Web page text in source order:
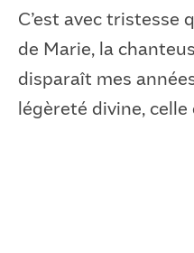
C’est avec tristesse
de Marie, la
disparaît mes
légèreté divine, celle